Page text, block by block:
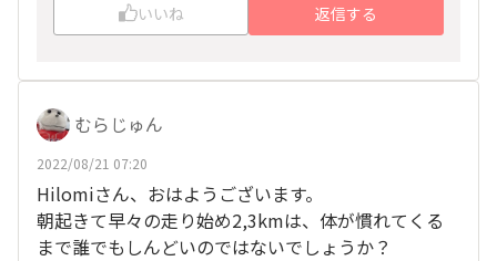
いいね 返信する
むらじゅん
2022/08/21 07:20
Hilomiさん、おはようございます。
朝起きて早々の走り始め2,3kmは、体が慣れてくる
まで誰でもしんどいのではないでしょうか？